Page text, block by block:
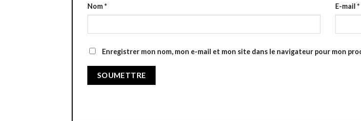
Nom* E-mail *
Enregistrer mon nom, mon e-mail et mon site dans le navigateur pour mon